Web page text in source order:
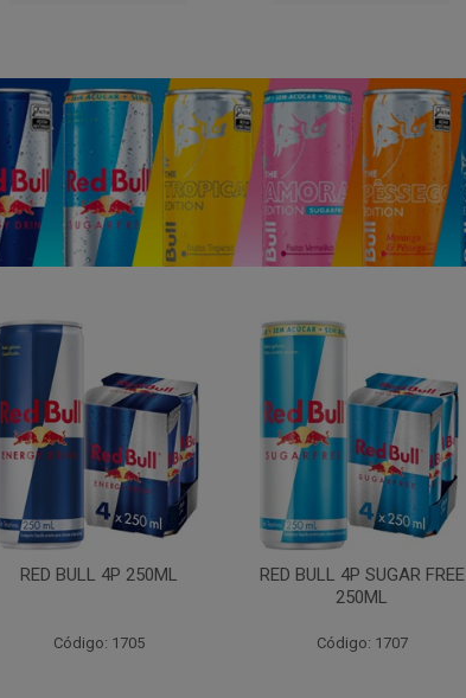
RED BULL 4P 250ML
Código: 1705
RED BULL 4P SUGAR FREE
250ML
Código: 1707